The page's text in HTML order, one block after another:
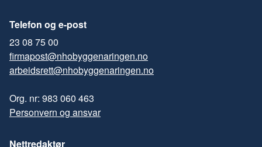
Telefon og e-post
23 08 75 00
firmapost@nhobyggenaringen.no
arbeidsrett@nhobyggenaringen.no
Org. nr: 983 060 463
Personvern og ansvar
Nettredaktør